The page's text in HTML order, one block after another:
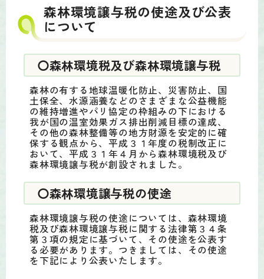
森林環境譲与税の使途及び公表
について
〇森林環境税及び森林環境譲与税
森林の有する地球温暖化防止、災害防止、国
土保全、水源涵養などのさまざまな公益機能
の維持増進やパリ協定の枠組みの下における
我が国の温室効果ガス排出削減目標の達成、
その他の森林整備等の地方財源を安定的に確
保する観点から、平成３１年度の税制改正に
おいて、平成３１年４月から森林環境税及び
森林環境譲与税が創設されました。
〇森林環境譲与税の使途
森林環境譲与税の使途については、森林環境
税及び森林環境譲与税に関する法律第３４条
第３項の規定に基づいて、その使途を公表す
る必要があります。つきましては、その使途
を下記により公表いたします。